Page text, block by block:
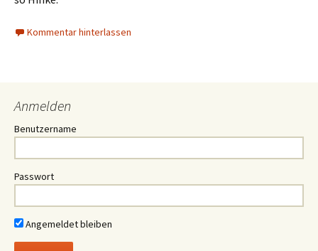
Kommentar hinterlassen
Anmelden
Benutzername
Passwort
Angemeldet bleiben